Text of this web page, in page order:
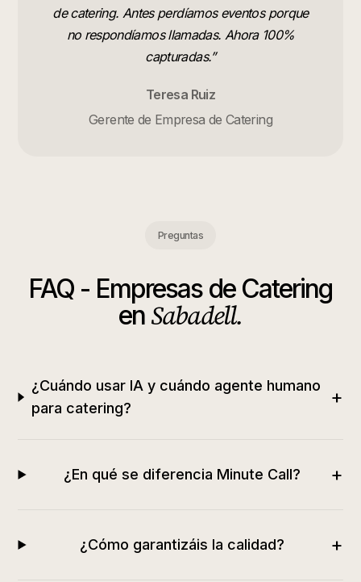
de catering. Antes perdíamos eventos porque
no respondíamos llamadas. Ahora 100%
capturadas.”
Teresa Ruiz
Gerente de Empresa de Catering
Preguntas
FAQ - Empresas de Catering
en Sabadell.
¿Cuándo usar IA y cuándo agente humano
para catering?
+
¿En qué se diferencia Minute Call? +
¿Cómo garantizáis la calidad? +